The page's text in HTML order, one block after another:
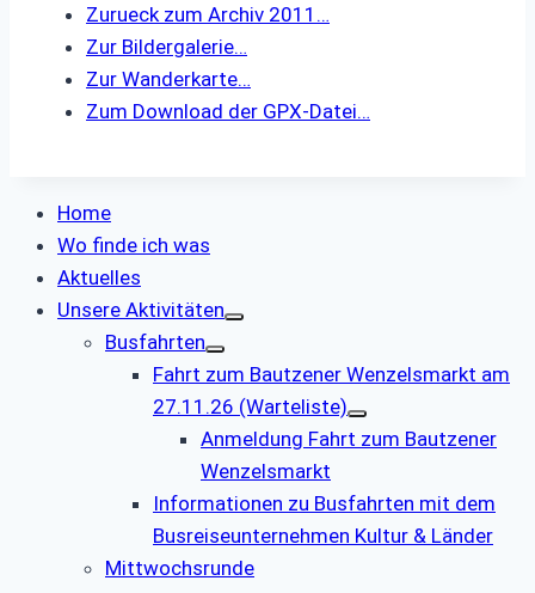
Zurueck zum Archiv 2011…
Zur Bildergalerie…
Zur Wanderkarte…
Zum Download der GPX-Datei…
Home
Wo finde ich was
Aktuelles
Unsere Aktivitäten
Busfahrten
Fahrt zum Bautzener Wenzelsmarkt am
27.11.26 (Warteliste)
Anmeldung Fahrt zum Bautzener
Wenzelsmarkt
Informationen zu Busfahrten mit dem
Busreiseunternehmen Kultur & Länder
Mittwochsrunde